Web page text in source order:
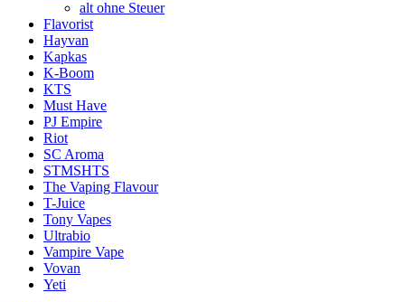
alt ohne Steuer
Flavorist
Hayvan
Kapkas
K-Boom
KTS
Must Have
PJ Empire
Riot
SC Aroma
STMSHTS
The Vaping Flavour
T-Juice
Tony Vapes
Ultrabio
Vampire Vape
Vovan
Yeti